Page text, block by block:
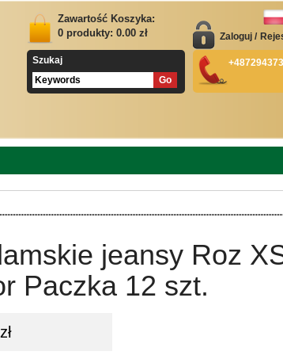
Zawartość Koszyka:
0 produkty: 0.00 zł
Szukaj
Zaloguj /
jeansy Roz
Paczka 12 szt.